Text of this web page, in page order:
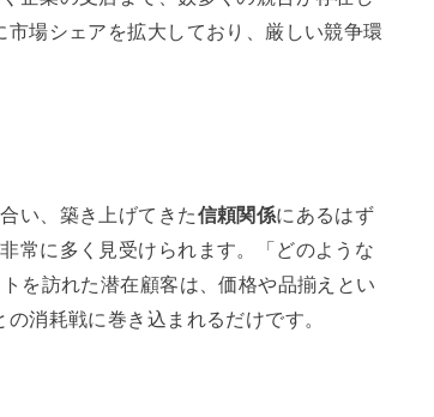
場シェアを拡大しており、厳しい競争環
い、築き上げてきた信頼関係にあるはず
常に多く見受けられます。「どのような
を訪れた潜在顧客は、価格や品揃えとい
消耗戦に巻き込まれるだけです。